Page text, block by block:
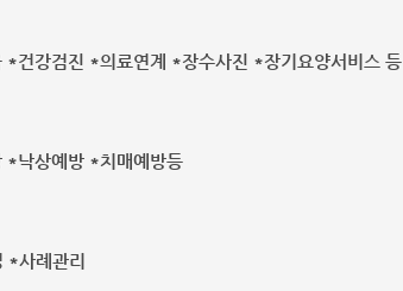
강검진 *의료연계 *장수사진 *장기요양서비스 등
상예방 *치매예방등
사례관리